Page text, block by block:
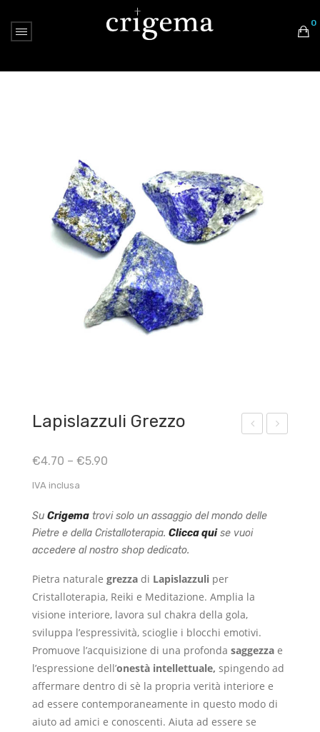
0
Nessun prodotto nel carrello.
no
Lapislazzuli Grezzo
€4.70 – €5.90
IVA inclusa
Su Crigema trovi solo un assaggio del mondo delle
Pietre e della Cristalloterapia. Clicca quise vuoi
accedere al nostro shop dedicato.
Pietra naturale grezza di Lapislazzuli per
Cristalloterapia, Reiki e Meditazione. Amplia la
visione interiore, lavora sul chakra della gola,
sviluppa l’espressività, scioglie i blocchi emotivi.
Promuove l’acquisizione di una profonda saggezza e
l’espressione dell’onestà intellettuale, spingendo ad
affermare dentro di sè la propria verità interiore e
ad essere contemporaneamente in questo modo di
aiuto ad amici e conoscenti. Aiuta ad essere se